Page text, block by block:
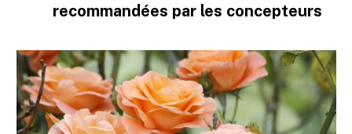
recommandées par les concepteurs